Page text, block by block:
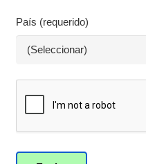
País (requerido)